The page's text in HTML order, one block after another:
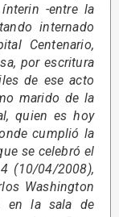
-entre la
internado
Centenario,
por escritura
de ese acto
marido de la
quien es hoy
cumplió la
se celebró el
(10/04/2008),
Washington
en la sala de